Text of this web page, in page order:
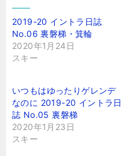
2019-20 イントラ日誌
No.06 裏磐梯・箕輪
2020年1月24日
スキー
いつもはゆったりゲレンデ
なのに 2019-20 イントラ日
誌 No.05 裏磐梯
2020年1月23日
スキー